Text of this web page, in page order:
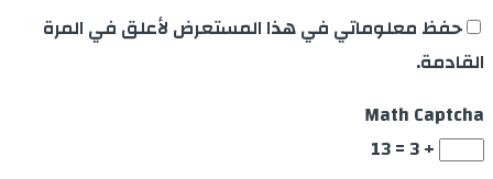
حفظ معلوماتي في هذا المستعرض لأعلق في المرة
القادمة.
Math Captcha
+ 3 = 13